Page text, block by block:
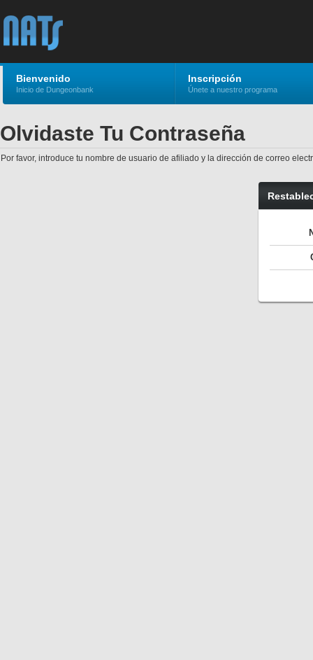
Bienvenido
Inicio de Dungeonbank
Inscripción
Únete a nuestro programa
Olvidaste Tu Contraseña
Por favor, introduce tu nombre de usuario de afiliado y la dirección de correo